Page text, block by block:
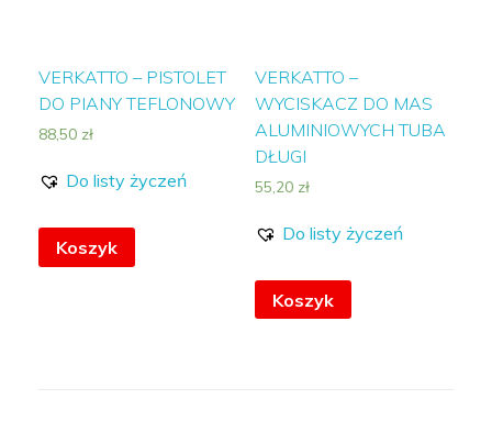
VERKATTO – PISTOLET
DO PIANY TEFLONOWY
88,50 zł
Do listy życzeń
Koszyk
VERKATTO –
WYCISKACZ DO MAS
ALUMINIOWYCH TUBA
DŁUGI
55,20 zł
Do listy życzeń
Koszyk